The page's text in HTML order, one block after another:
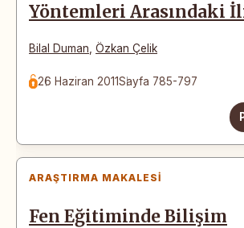
Yöntemleri Arasındaki
Bilal Duman Özkan Çelik
26 Haziran 2011Sayfa 785-797
ARAŞTIRMA MAKALESI
Fen Eğitiminde Bilişim